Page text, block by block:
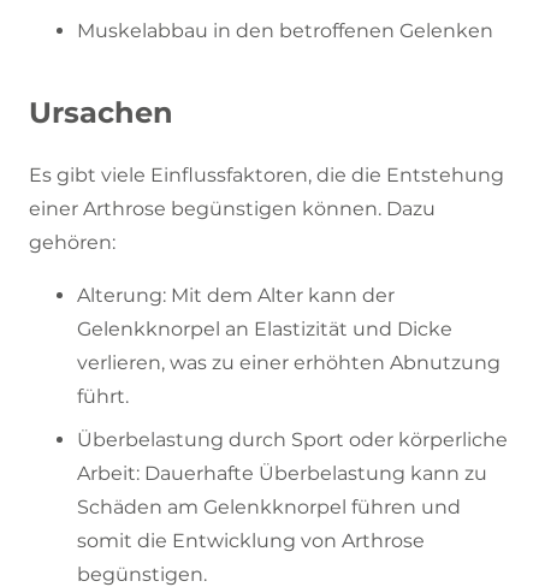
Muskelabbau in den betroffenen Gelenken
Ursachen
Es gibt viele Einflussfaktoren, die die Entstehung
einer Arthrose begünstigen können. Dazu
gehören:
Alterung: Mit dem Alter kann der
Gelenkknorpel an Elastizität und Dicke
verlieren, was zu einer erhöhten Abnutzung
führt.
Überbelastung durch Sport oder körperliche
Arbeit: Dauerhafte Überbelastung kann zu
Schäden am Gelenkknorpel führen und
somit die Entwicklung von Arthrose
begünstigen.